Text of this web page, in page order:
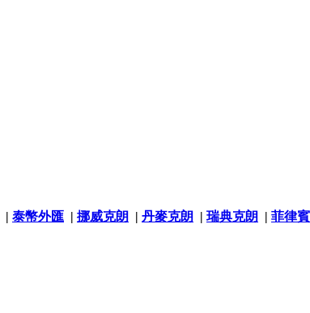
| 泰幣外匯 | 挪威克朗 | 丹麥克朗 | 瑞典克朗 | 菲律賓